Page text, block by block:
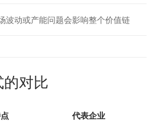
波动或产能问题会影响整个价值链
的对比
代表企业